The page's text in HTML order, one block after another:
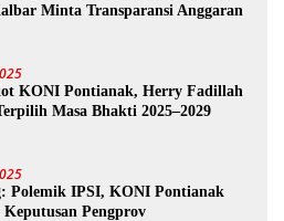
Minta Transparansi Anggaran
KONI Pontianak, Herry Fadillah
Masa Bhakti 2025–2029
Polemik IPSI, KONI Pontianak
Keputusan Pengprov